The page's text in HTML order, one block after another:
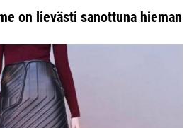
on lievästi sanottuna hieman